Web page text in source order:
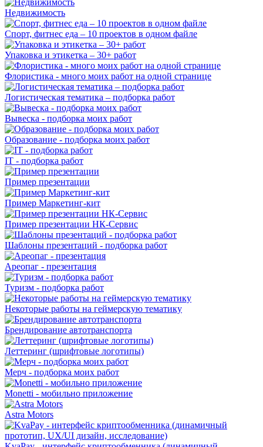
Недвижимость
Спорт, фитнес еда – 10 проектов в одном файле
Упаковка и этикетка – 30+ работ
Флористика - много моих работ на одной странице
Логистическая тематика – подборка работ
Вывеска - подборка моих работ
Образование - подборка моих работ
IT - подборка работ
Пример презентации
Пример Маркетинг-кит
Пример презентации НК-Сервис
Шаблоны презентаций - подборка работ
Ареопаг - презентация
Туризм - подборка работ
Некоторые работы на геймерскую тематику
Брендирование автотранспорта
Леттеринг (шрифтовые логотипы)
Мерч - подборка моих работ
Monetti - мобильно приложение
Astra Motors